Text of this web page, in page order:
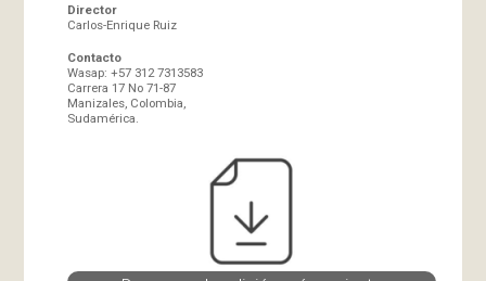
Director
Carlos-Enrique Ruiz
Contacto
Wasap: +57 312 7313583
Carrera 17 No 71-87
Manizales, Colombia,
Sudamérica.